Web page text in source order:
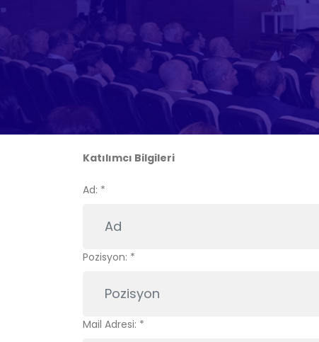
Katılımcı Bilgileri
Ad: *
Pozisyon: *
Mail Adresi: *